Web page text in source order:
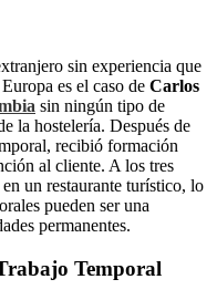
sin experiencia que
es el caso de Carlos
sin ningún tipo de
la hostelería. Después de
recibió formación
al cliente. A los tres
un restaurante turístico, lo
pueden ser una
permanentes.
Temporal